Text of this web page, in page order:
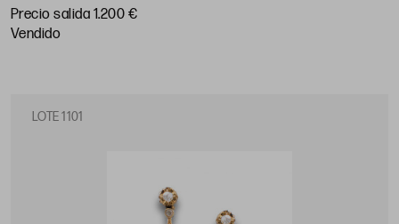
Precio salida 1.200 €
vendido
LOTE 1101